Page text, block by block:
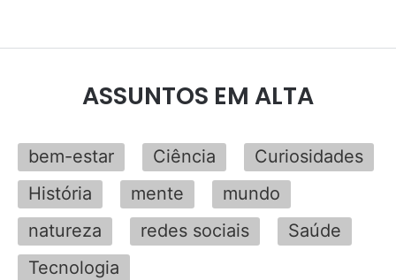
ASSUNTOS EM ALTA
bem-estar Ciência
Curiosidades
História
mente
mundo
natureza
redes sociais
Saúde
Tecnologia